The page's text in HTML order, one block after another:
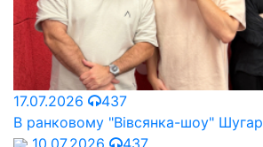
17.07.2026
437
В ранковому "Вівсянка-шоу" Шугар
10.07.2026
437